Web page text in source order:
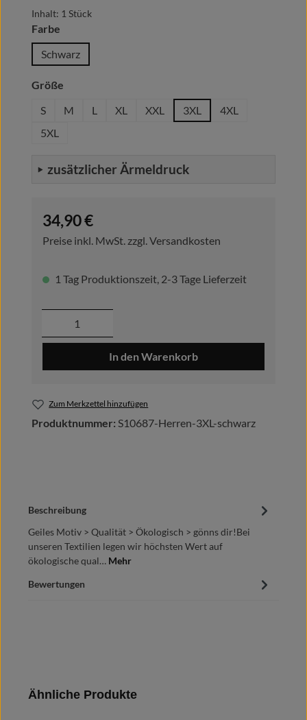
Inhalt: 1 Stück
Farbe
Schwarz
Größe
S
M L XL XXL 3XL
4XL
5XL
zusätzlicher Ärmeldruck
Regulärer Preis:
34,90 €
Preise inkl. MwSt. zzgl. Versandkosten
1 Tag Produktionszeit, 2-3 Tage Lieferzeit
Produkt Anzahl: Gib den gewünschten
In den Warenkorb
Zum Merkzettel hinzufügen
Produktnummer: S10687-Herren-3XL-schwarz
Beschreibung
Geiles Motiv > Qualität > Ökologisch > gönns dir!Bei
unseren Textilien legen wir höchsten Wert auf
ökologische qual… Mehr
Bewertungen
Produktgalerie überspringen
Ähnliche Produkte